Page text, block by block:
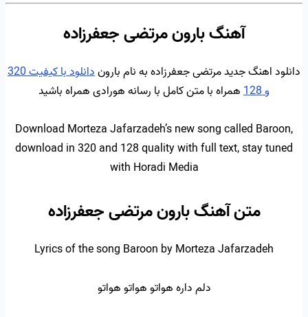
آهنگ بارون مرتضی جعفرزاده
دانلود اهنگ جدید مرتضی جعفرزاده به نام بارون
دانلود با کیفیت 320
و 128
همراه با متن کامل با رسانه هورادی همراه باشید
Download Morteza Jafarzadeh’s new song called Baroon,
download in 320 and 128 quality with full text, stay tuned
with Horadi Media
متن آهنگ بارون مرتضی جعفرزاده
Lyrics of the song Baroon by Morteza Jafarzadeh
دلم داره هواتو هواتو هواتو